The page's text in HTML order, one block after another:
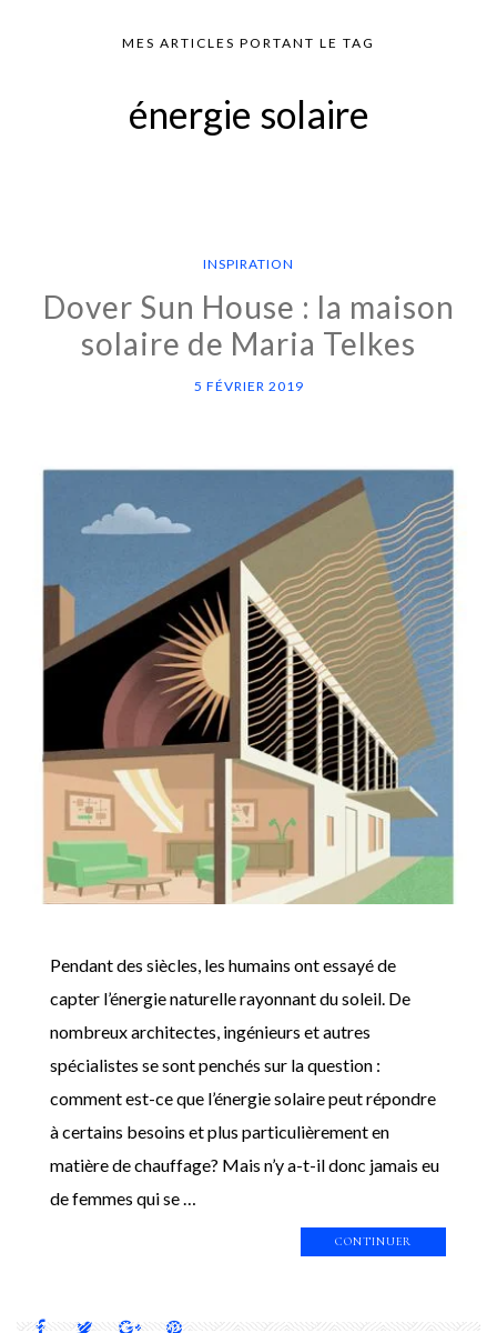
MES ARTICLES PORTANT LE TAG
énergie solaire
INSPIRATION
Dover Sun House : la maison
solaire de Maria Telkes
5 FÉVRIER 2019
Pendant des siècles, les humains ont essayé de
capter l’énergie naturelle rayonnant du soleil. De
nombreux architectes, ingénieurs et autres
spécialistes se sont penchés sur la question :
comment est-ce que l’énergie solaire peut répondre
à certains besoins et plus particulièrement en
matière de chauffage? Mais n’y a-t-il donc jamais eu
de femmes qui se …
CONTINUER